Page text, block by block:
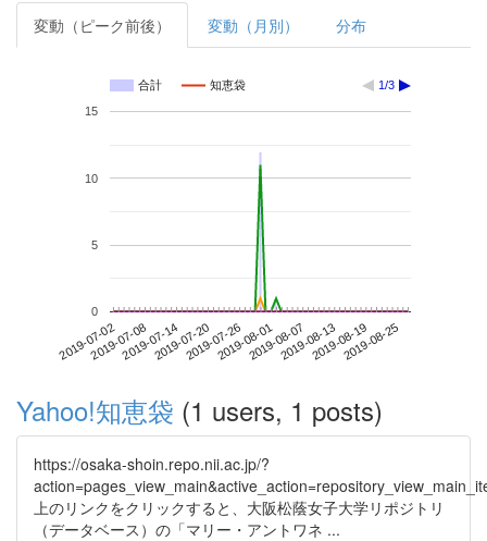
変動（ピーク前後） 変動（月別） 分布
合計 知恵袋 1/3
2019-07-022019-07-082019-07-142019-07-202019-07-262019-08-012019-08-072019-08-132019-08-192019-08-25
0
5
10
15
Yahoo!知恵袋 (1 users, 1 posts)
https://osaka-shoin.repo.nii.ac.jp/?
上のリンクをクリックすると、大阪松蔭女子大学リポジトリ
（データベース）の「マリー・アントワネ ...